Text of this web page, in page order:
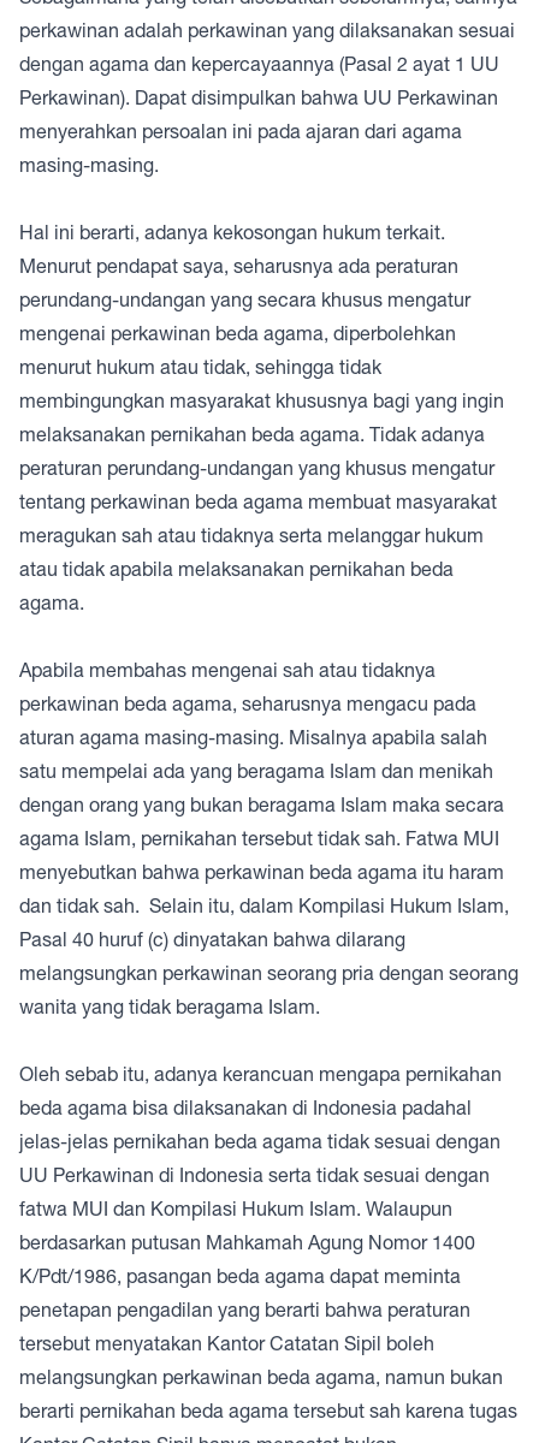
perkawinan adalah perkawinan yang dilaksanakan sesuai
dengan agama dan kepercayaannya (Pasal 2 ayat 1 UU
Perkawinan). Dapat disimpulkan bahwa UU Perkawinan
menyerahkan persoalan ini pada ajaran dari agama
masing-masing.
Hal ini berarti, adanya kekosongan hukum terkait.
Menurut pendapat saya, seharusnya ada peraturan
perundang-undangan yang secara khusus mengatur
mengenai perkawinan beda agama, diperbolehkan
menurut hukum atau tidak, sehingga tidak
membingungkan masyarakat khususnya bagi yang ingin
melaksanakan pernikahan beda agama. Tidak adanya
peraturan perundang-undangan yang khusus mengatur
tentang perkawinan beda agama membuat masyarakat
meragukan sah atau tidaknya serta melanggar hukum
atau tidak apabila melaksanakan pernikahan beda
agama.
Apabila membahas mengenai sah atau tidaknya
perkawinan beda agama, seharusnya mengacu pada
aturan agama masing-masing. Misalnya apabila salah
satu mempelai ada yang beragama Islam dan menikah
dengan orang yang bukan beragama Islam maka secara
agama Islam, pernikahan tersebut tidak sah. Fatwa MUI
menyebutkan bahwa perkawinan beda agama itu haram
dan tidak sah. Selain itu, dalam Kompilasi Hukum Islam,
Pasal 40 huruf (c) dinyatakan bahwa dilarang
melangsungkan perkawinan seorang pria dengan seorang
wanita yang tidak beragama Islam.
Oleh sebab itu, adanya kerancuan mengapa pernikahan
beda agama bisa dilaksanakan di Indonesia padahal
jelas-jelas pernikahan beda agama tidak sesuai dengan
UU Perkawinan di Indonesia serta tidak sesuai dengan
fatwa MUI dan Kompilasi Hukum Islam. Walaupun
berdasarkan putusan Mahkamah Agung Nomor 1400
K/Pdt/1986, pasangan beda agama dapat meminta
penetapan pengadilan yang berarti bahwa peraturan
tersebut menyatakan Kantor Catatan Sipil boleh
melangsungkan perkawinan beda agama, namun bukan
berarti pernikahan beda agama tersebut sah karena tugas